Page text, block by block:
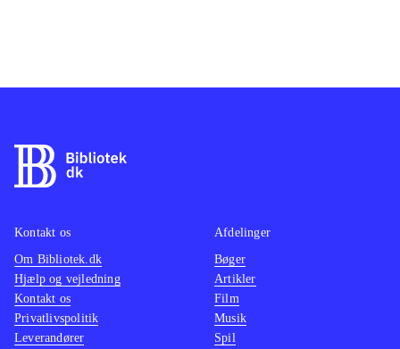
Kontakt os
Om Bibliotek.dk
Hjælp og vejledning
Kontakt os
Privatlivspolitik
Leverandører
Afdelinger
Bøger
Artikler
Film
Musik
Spil